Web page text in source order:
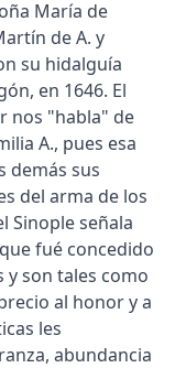
María de
de A. y
su hidalguía
en 1646. El
nos "habla" de
A., pues esa
demás sus
del arma de los
Sinople señala
fué concedido
y son tales como
al honor y a
les
abundancia